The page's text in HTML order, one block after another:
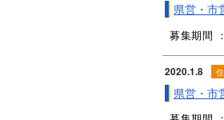
県営・市
募集期間
2020.1.8
県営・市